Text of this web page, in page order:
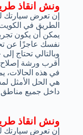
ونش انقاذ
إن تعرض سيارتك
الطريق في
يمكن أن يكون
نفسك عاجزًا عن
وبالتالي تحتاج
أقرب ورشة
في هذه
هي الحل الأمثل
داخل جميع مناطق
ونش انقاذ
إن تعرض سيارتك